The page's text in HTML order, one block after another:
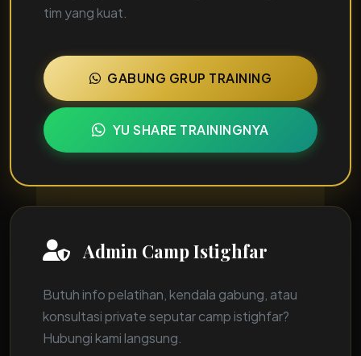
tim yang kuat
GABUNG GRUP TRAINING
YU SHARE TRAININGNYA
Admin Camp Istighfar
Butuh info pelatihan, kendala gabung, atau
konsultasi private seputarcamp istighfar?
Hubungi kami langsung.